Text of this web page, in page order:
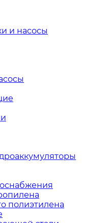
и насосы
полиэтилена